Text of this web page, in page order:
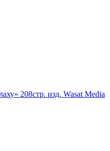
208стр. изд. Wasat Media